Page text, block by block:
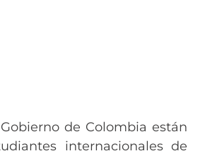
de Colombia están
internacionales de